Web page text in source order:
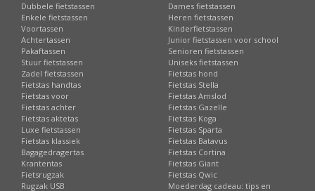
Dubbele fietstassen
Enkele fietstassen
Voortassen
Achtertassen
Pakaftassen
Stuur fietstassen
Zadel fietstassen
Fietstas handtas
Fietstas voor
Fietstas achter
Fietstas aktetas
Luxe fietstassen
Fietstas klassiek
Bagagedragertas
Krantentas
Fietsrugzak
Rugzak USB
Dames fietstassen
Heren fietstassen
Kinderfietstassen
Junior fietstassen voor school
Senioren fietstassen
Uniseks fietstassen
Fietstas hond
Fietstas Stella
Fietstas Amslod
Fietstas Gazelle
Fietstas Koga
Fietstas Sparta
Fietstas Batavus
Fietstas Cortina
Fietstas Giant
Fietstas Qwic
Moederdag cadeau: tips en